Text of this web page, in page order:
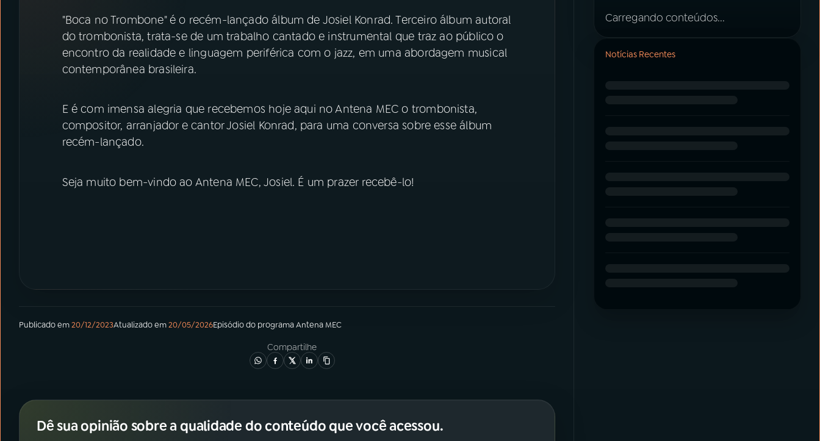
PRÊMIO RÁDIO MEC
YouTube Facebook
Instagram
"Boca no Trombone" é o recém-lançado álbum de Josiel Konrad. Terceiro álbum autoral
do trombonista, trata-se de um trabalho cantado e instrumental que traz ao público o
encontro da realidade e linguagem periférica com o jazz, em uma abordagem musical
contemporânea brasileira.
E é com imensa alegria que recebemos hoje aqui no Antena MEC o trombonista,
compositor, arranjador e cantor Josiel Konrad, para uma conversa sobre esse álbum
recém-lançado.
Seja muito bem-vindo ao Antena MEC, Josiel. É um prazer recebê-lo!
Publicado em20/12/2023Atualizado em20/05/2026Episódiodo programaAntena MEC
Compartilhe
Dê sua opinião sobre a qualidade do conteúdo que você acessou.
Carregando conteúdos...
Notícias Recentes